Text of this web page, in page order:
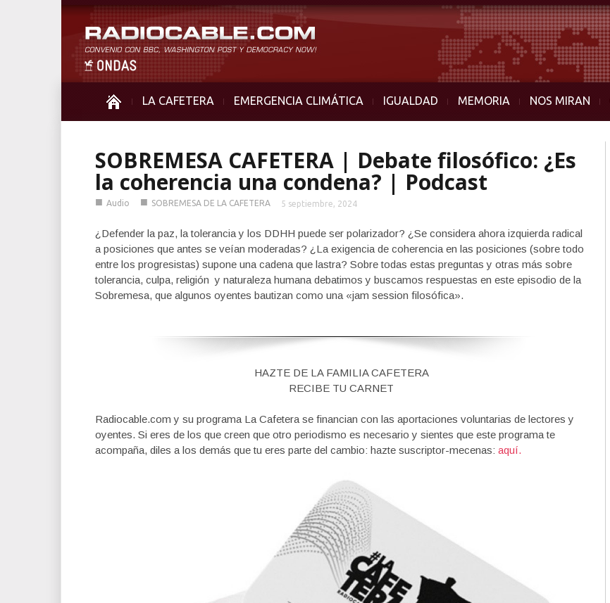
LA CAFETERA EMERGENCIA CLIMÁTICA IGUALDAD MEMORIA NOS MIRAN
SOBREMESA CAFETERA | Debate filosófico: ¿Es
la coherencia una condena? | Podcast
■ Audio ■ SOBREMESA DE LA CAFETERA 5 septiembre, 2024
¿Defender la paz, la tolerancia y los DDHH puede ser polarizador? ¿Se considera ahora izquierda radical
a posiciones que antes se veían moderadas? ¿La exigencia de coherencia en las posiciones (sobre todo
entre los progresistas) supone una cadena que lastra? Sobre todas estas preguntas y otras más sobre
tolerancia, culpa, religión y naturaleza humana debatimos y buscamos respuestas en este episodio de la
Sobremesa, que algunos oyentes bautizan como una «jam session filosófica».
HAZTE DE LA FAMILIA CAFETERA
RECIBE TU CARNET
Radiocable.com y su programa La Cafetera se financian con las aportaciones voluntarias de lectores y
oyentes. Si eres de los que creen que otro periodismo es necesario y sientes que este programa te
acompaña, diles a los demás que tu eres parte del cambio: hazte suscriptor-mecenas: aquí.